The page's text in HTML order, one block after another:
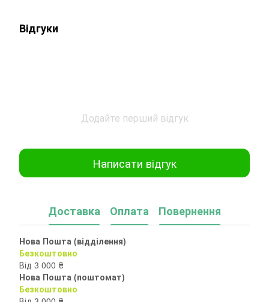
Відгуки
Додайте перший відгук
Написати відгук
Доставка Оплата Повернення
Нова Пошта (відділення)
Безкоштовно
Від 3 000 ₴
Нова Пошта (поштомат)
Безкоштовно